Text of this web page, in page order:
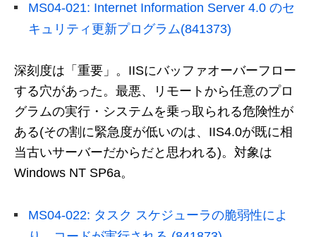
MS04-021: Internet Information Server 4.0 のセ
キュリティ更新プログラム(841373)
深刻度は「重要」。IISにバッファオーバーフロー
する穴があった。最悪、リモートから任意のプロ
グラムの実行・システムを乗っ取られる危険性が
ある(その割に緊急度が低いのは、IIS4.0が既に相
当古いサーバーだからだと思われる)。対象は
Windows NT SP6a。
MS04-022: タスク スケジューラの脆弱性によ